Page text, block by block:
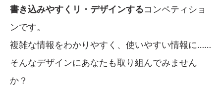
書き込みやすくリ・デザインするコンペティショ
ンです。
複雑な情報をわかりやすく、使いやすい情報に……
そんなデザインにあなたも取り組んでみません
か？